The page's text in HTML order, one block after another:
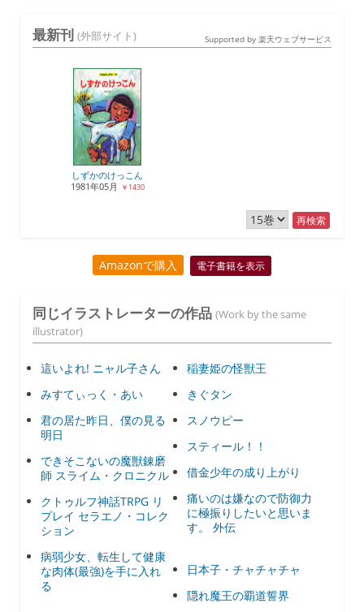
最新刊 (外部サイト) Supported by 楽天ウェブサービス
しずかのけっこん
1981年05月
￥1430
再検索
Amazonで購入 電子書籍を表示
同じイラストレーターの作品 (Work by the same
illustrator)
這いよれ! ニャル子さん
みすてぃっく・あい
君の居た昨日、僕の見る
明日
できそこないの魔獣錬磨
師 スライム・クロニクル
クトゥルフ神話TRPG リ
プレイ セラエノ・コレク
ション
病弱少女、転生して健康
な肉体(最強)を手に入れ
る
稲妻姫の怪獣王
きぐタン
スノウピー
スティール！！
借金少年の成り上がり
痛いのは嫌なので防御力
に極振りしたいと思いま
す。 外伝
日本子・チャチャチャ
隠れ魔王の覇道誓界